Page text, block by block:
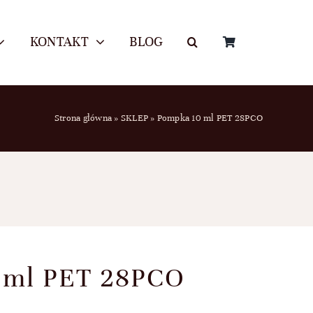
KONTAKT BLOG
Strona główna » SKLEP » Pompka 10 ml PET 28PCO
PET 28PCO